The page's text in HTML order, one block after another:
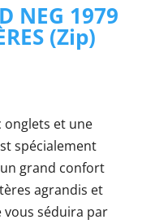
NEG 1979
(Zip)
onglets et une
spécialement
grand confort
agrandis et
vous séduira par